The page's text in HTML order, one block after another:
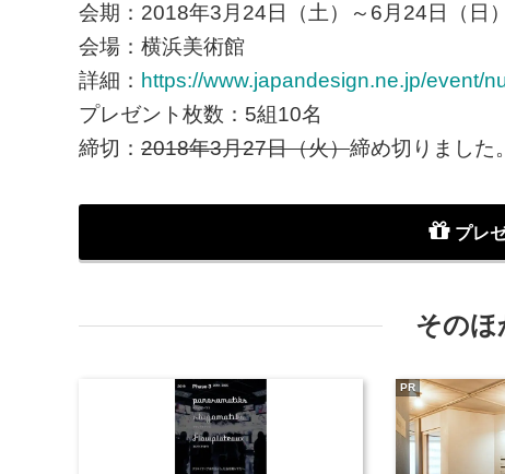
会期：2018年3月24日（土）～6月24日（日）
会場：横浜美術館
詳細： https://www.japandesign.ne.jp/event/
プレゼント枚数：5組10名
締切： 2018年3月27日（火）締め切りました。
プレ
そのほ
PR